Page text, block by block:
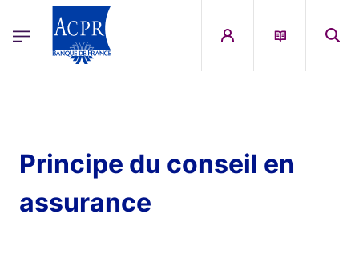
ACPR Menu Principal (English)
Principe du conseil en
assurance